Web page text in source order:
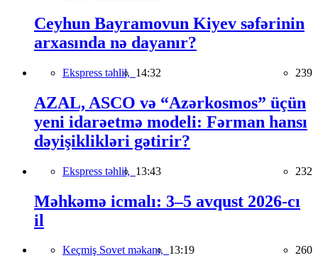
Ceyhun Bayramovun Kiyev səfərinin
arxasında nə dayanır?
Ekspress təhlil, 14:32 239
AZAL, ASCO və “Azərkosmos” üçün
yeni idarəetmə modeli: Fərman hansı
dəyişiklikləri gətirir?
Ekspress təhlil, 13:43 232
Məhkəmə icmalı: 3–5 avqust 2026-cı
il
Keçmiş Sovet məkanı, 13:19 260